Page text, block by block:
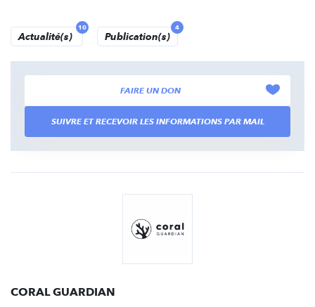
Actualité(s)
10
Publication(s)
4
FAIRE UN DON
SUIVRE ET RECEVOIR LES INFORMATIONS PAR MAIL
CORAL GUARDIAN